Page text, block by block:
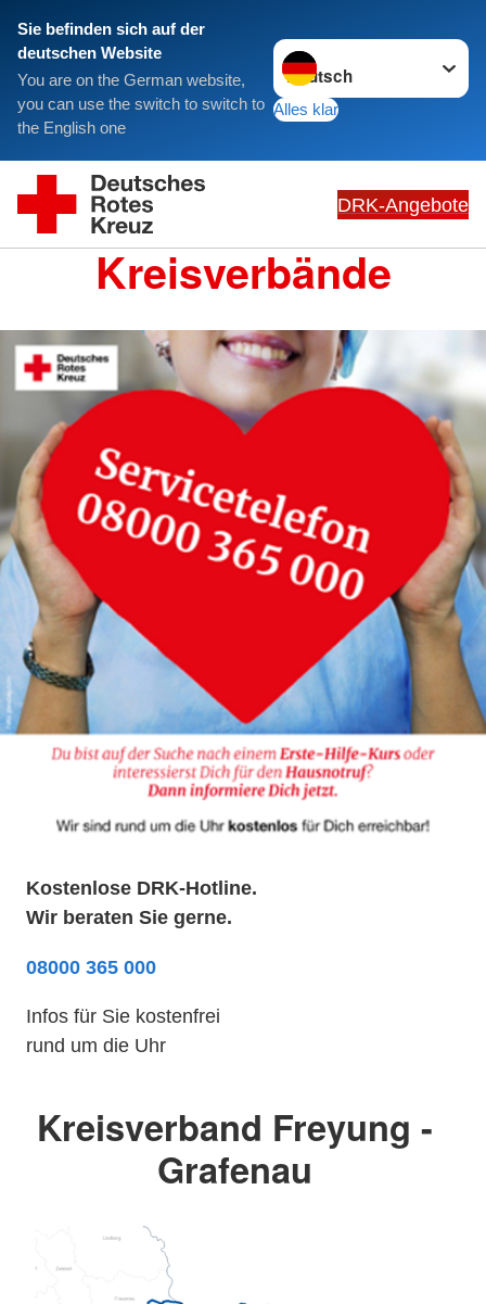
Sie befinden sich auf der
deutschen Website
You are on the German website,
you can use the switch to switch to
the English one
Sprache wechseln zu
Alles klar
DRK-Angebote
Kreisverbände
Kostenlose DRK-Hotline.
Wir beraten Sie gerne.
08000 365 000
Infos für Sie kostenfrei
rund um die Uhr
Kreisverband Freyung -
Grafenau